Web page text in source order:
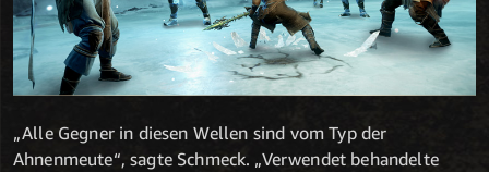
„Alle Gegner in diesen Wellen sind vom Typ der
Ahnenmeute“, sagte Schmeck. „Verwendet behandelte